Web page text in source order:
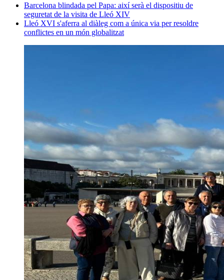
Barcelona blindada pel Papa: així serà el dispositiu de
seguretat de la visita de Lleó XIV
Lleó XVI s'aferra al diàleg com a única via per resoldre
conflictes en un món globalitzat